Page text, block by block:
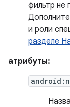
фильтр не
и роли
разделе
атрибуты: